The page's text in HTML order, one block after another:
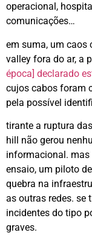
operacional,
comunicações…
em suma, um caos
valley fora do ar, a
época] declarado
cujos cabos foram
pela possível
tirante a ruptura
hill não gerou
informacional. mas
ensaio, um piloto
quebra na
as outras redes. se
incidentes do tipo
graves.